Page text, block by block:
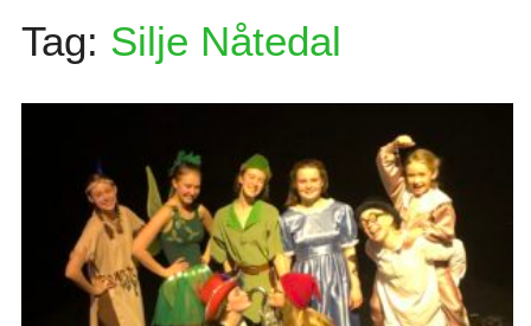
Tag: Silje Nåtedal